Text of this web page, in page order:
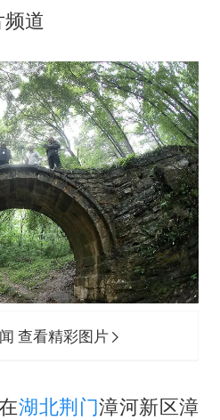
陕西省委书记赶赴柞水县杏坪镇
女孩摆摊卖菌子时收到北大通知书
曝美拒绝乌增购“爱国者”导弹请求
公司“上四休三”但要降薪1000元
名后的“青海拉面”店
女孩南太行山失联超11天 直击搜寻
广岛核爆81周年央视播《奥本海默》
方之约 相约未来
道
查看精彩图片
湖北荆门漳河新区漳